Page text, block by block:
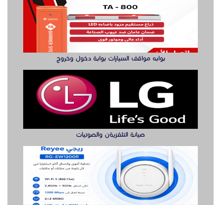
بوابه مواقف السيارات بوابة دخول وخروج
صيانة التلفزيةن والصوتيات